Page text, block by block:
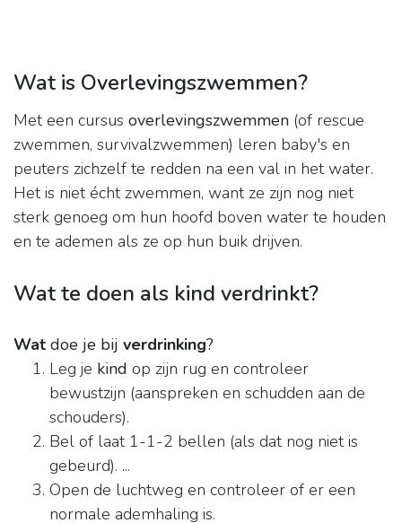
Wat is Overlevingszwemmen?
Met een cursus overlevingszwemmen (of rescue
zwemmen, survivalzwemmen) leren baby's en
peuters zichzelf te redden na een val in het water.
Het is niet écht zwemmen, want ze zijn nog niet
sterk genoeg om hun hoofd boven water te houden
en te ademen als ze op hun buik drijven.
Wat te doen als kind verdrinkt?
Wat doe je bij verdrinking?
Leg je kind op zijn rug en controleer
bewustzijn (aanspreken en schudden aan de
schouders).
Bel of laat 1-1-2 bellen (als dat nog niet is
gebeurd). ...
Open de luchtweg en controleer of er een
normale ademhaling is.